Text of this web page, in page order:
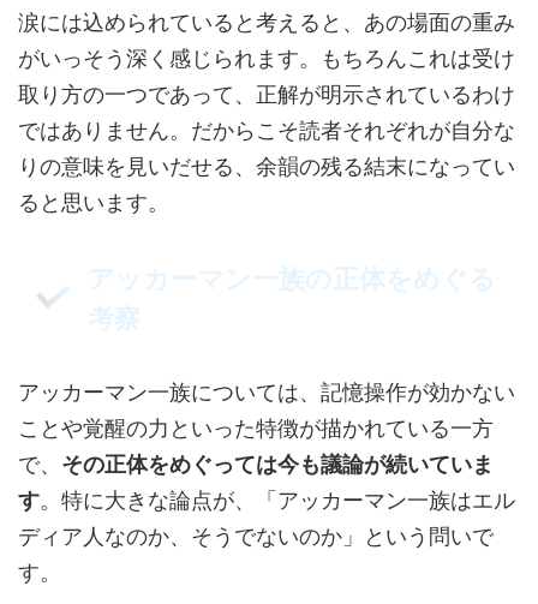
涙には込められていると考えると、あの場面の重み
がいっそう深く感じられます。もちろんこれは受け
取り方の一つであって、正解が明示されているわけ
ではありません。だからこそ読者それぞれが自分な
りの意味を見いだせる、余韻の残る結末になってい
ると思います。
アッカーマン一族の正体をめぐる
考察
アッカーマン一族については、記憶操作が効かない
ことや覚醒の力といった特徴が描かれている一方
で、 その正体をめぐっては今も議論が続いていま
す。特に大きな論点が、「アッカーマン一族はエル
ディア人なのか、そうでないのか」という問いで
す。